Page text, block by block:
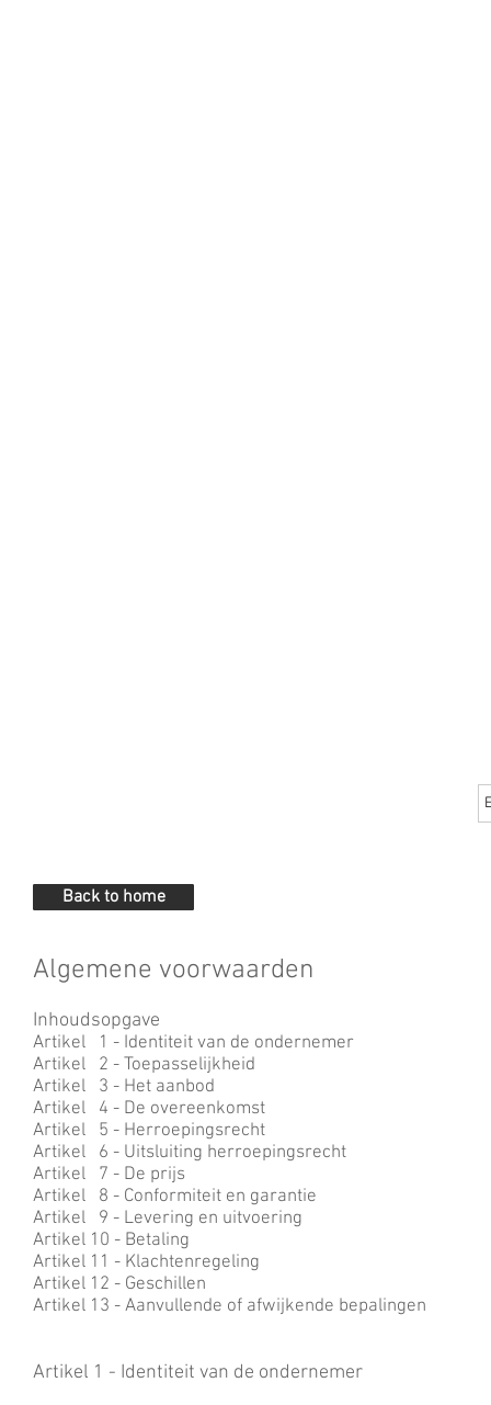
Back to home
Algemene voorwaarden
Inhoudsopgave
Artikel 1 - Identiteit van de ondernemer
Artikel 2 - Toepasselijkheid
Artikel 3 - Het aanbod
Artikel 4 - De overeenkomst
Artikel 5 - Herroepingsrecht
Artikel 6 - Uitsluiting herroepingsrecht
Artikel 7 - De prijs
Artikel 8 - Conformiteit en garantie
Artikel 9 - Levering en uitvoering
Artikel 10 - Betaling
Artikel 11 - Klachtenregeling
Artikel 12 - Geschillen
Artikel 13 - Aanvullende of afwijkende bepalingen
Artikel 1 - Identiteit van de ondernemer